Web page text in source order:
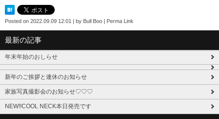
Posted on 2022.09.09 12:01 by Bull Boo Perma Link
最新の記事
年末年始のおしらせ
新年のご挨拶と連休のお知らせ
家族写真撮影会のお知らせ♡♡♡
NEW!!COOL NECK本日発売です